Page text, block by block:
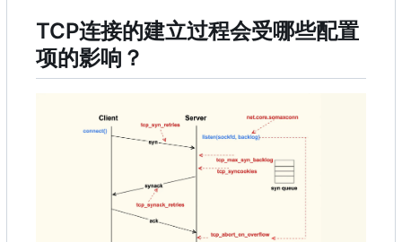
TCP连接的建立过程会受哪些配置
项的影响 ？